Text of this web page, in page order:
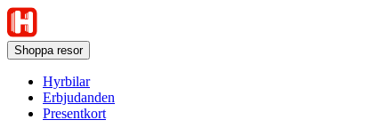
Shoppa resor
Hyrbilar
Erbjudanden
Presentkort